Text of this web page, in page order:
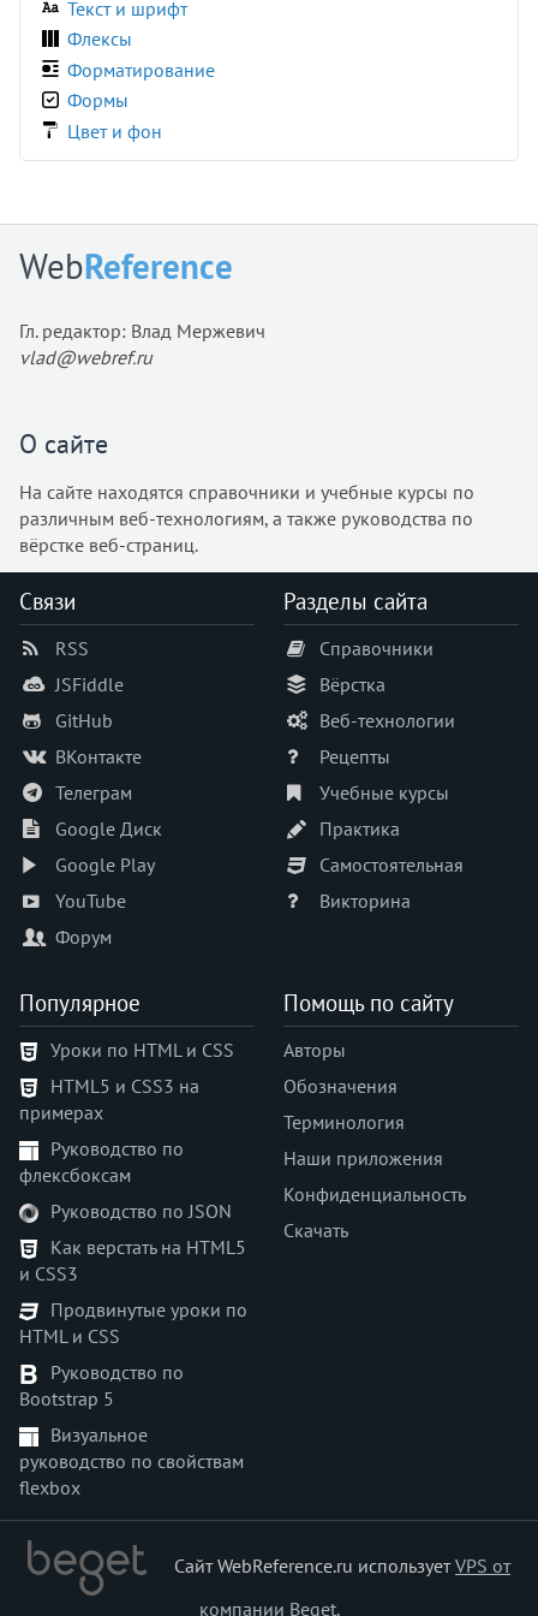
grid-row-end
grid-row-start
hyphenate-character
hyphenate-limit-chars
image-resolution
inline-size
inset
inset-block-start
inset-inline
inset-inline-end
inset-inline-start
justify-items
justify-self
left
letter-spacing
line-height
list-style
list-style-image
list-style-position
list-style-type
margin-block-end
margin-block-start
margin-bottom
margin-inline
margin-inline-end
margin-inline-start
margin-left
margin-right
margin-top
marks
math-style
max-block-size
max-height
max-inline-size
max-width
min-block-size
min-height
min-inline-size
min-width
Текст и шрифт
Флексы
Форматирование
Формы
Цвет и фон
WebReference
Гл. редактор: Влад Мержевич
vlad@webref.ru
О сайте
На сайте находятся справочники и учебные курсы по
различным веб-технологиям, а также руководства по
вёрстке веб-страниц.
Связи
RSS
JSFiddle
GitHub
ВКонтакте
Телеграм
Google Диск
Google Play
YouTube
Форум
Разделы сайта
Справочники
Вёрстка
Веб-технологии
Рецепты
Учебные курсы
Практика
Самостоятельная
Викторина
Популярное
Уроки по HTML и CSS
HTML5 и CSS3 на
примерах
Руководство по
флексбоксам
Руководство по JSON
Как верстать на HTML5
и CSS3
Продвинутые уроки по
HTML и CSS
Руководство по
Bootstrap 5
Визуальное
руководство по свойствам
flexbox
Помощь по сайту
Авторы
Обозначения
Терминология
Наши приложения
Конфиденциальность
Скачать
Сайт WebReference.ru используетVPS от
компании Beget.